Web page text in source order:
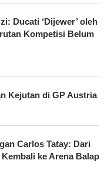
Ducati ‘Dijewer’ oleh
Kompetisi Belum
Kejutan di GP Austria
Carlos Tatay: Dari
ke Arena Balap